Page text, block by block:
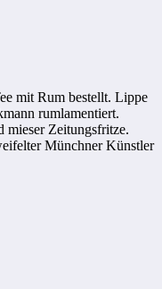
mit Rum bestellt. Lippe
rumlamentiert.
mieser Zeitungsfritze.
Münchner Künstler